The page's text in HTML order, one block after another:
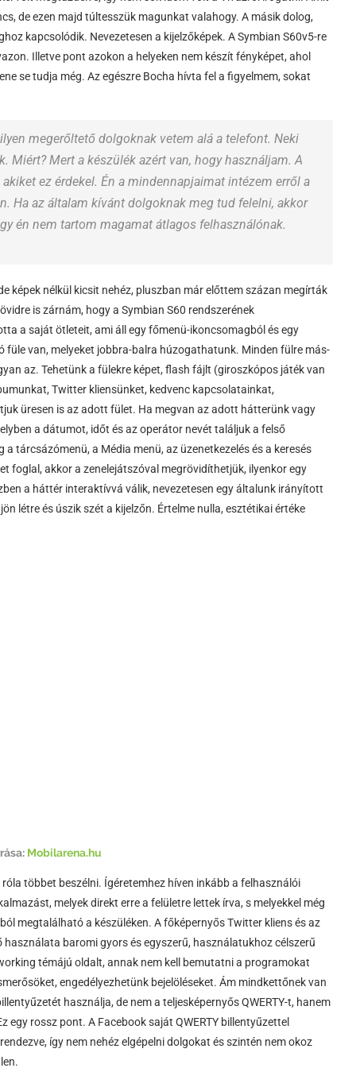
de ezen majd túltesszük magunkat valahogy. A másik dolog,
kapcsolódik. Nevezetesen a kijelzőképek. A Symbian S60v5-re
Illetve pont azokon a helyeken nem készít fényképet, ahol
se tudja még. Az egészre Bocha hívta fel a figyelmem, sokat
megerőltető dolgoknak vetem alá a telefont. Neki
Miért? Mert a készülék azért van, hogy használjam. A
ez érdekel. Én a mindennapjaimat intézem erről a
Ha az általam kívánt dolgoknak meg tud felelni, akkor
én nem tartom magamat átlagos felhasználónak.
képek nélkül kicsit nehéz, pluszban már előttem százan megírták
is zárnám, hogy a Symbian S60 rendszerének
a saját ötleteit, ami áll egy főmenü-ikoncsomagból és egy
van, melyeket jobbra-balra húzogathatunk. Minden fülre más-
az. Tehetünk a fülekre képet, flash fájlt (giroszkópos játék van
Twitter kliensünket, kedvenc kapcsolatainkat,
üresen is az adott fület. Ha megvan az adott hátterünk vagy
a dátumot, időt és az operátor nevét találjuk a felső
tárcsázómenü, a Média menü, az üzenetkezelés és a keresés
foglal, akkor a zenelejátszóval megrövidíthetjük, ilyenkor egy
a háttér interaktívvá válik, nevezetesen egy általunk irányított
létre és úszik szét a kijelzőn. Értelme nulla, esztétikai értéke
Mobilarena.hu
többet beszélni. Ígéretemhez híven inkább a felhasználói
melyek direkt erre a felületre lettek írva, s melyekkel még
megtalálható a készüléken. A főképernyős Twitter kliens és az
baromi gyors és egyszerű, használatukhoz célszerű
témájú oldalt, annak nem kell bemutatni a programokat
engedélyezhetünk bejelöléseket. Ám mindkettőnek van
használja, de nem a teljesképernyős QWERTY-t, hanem
rossz pont. A Facebook saját QWERTY billentyűzettel
így nem nehéz elgépelni dolgokat és szintén nem okoz